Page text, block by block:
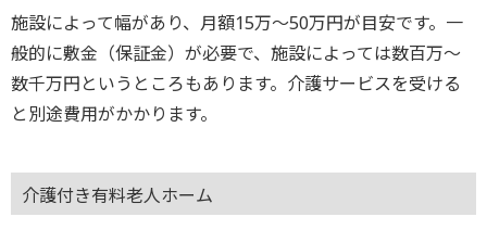
施設によって幅があり、月額15万～50万円が目安です。一
般的に敷金（保証金）が必要で、施設によっては数百万～
数千万円というところもあります。介護サービスを受ける
と別途費用がかかります。
介護付き有料老人ホーム